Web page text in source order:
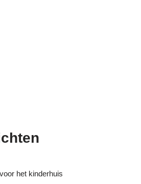
het kinderhuis